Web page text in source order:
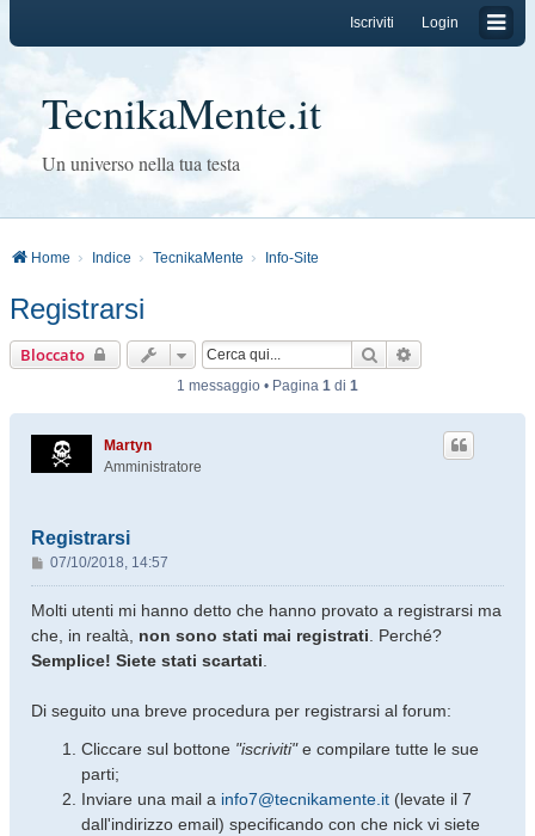
Login
Iscriviti
TecnikaMente.it
Un universo nella tua testa
Home Indice TecnikaMente Info-Site
Registrarsi
Bloccato Cerca
1 messaggio • Pagina 1 di 1
Martyn
Amministratore
Registrarsi
M
e
s
g
i
07/10/2018, 14:57
Molti utenti mi hanno detto che hanno provato a registrarsi ma
che, in realtà, non sono stati mai registrati . Perché?
Semplice! Siete stati scartati
Di seguito una breve procedura per registrarsi al forum:
Cliccare sul bottone "iscriviti"e compilare tutte le sue
parti;
Inviare una mail a info7@tecnikamente.it (levate il 7
dall'indirizzo email) specificando con che nick vi siete